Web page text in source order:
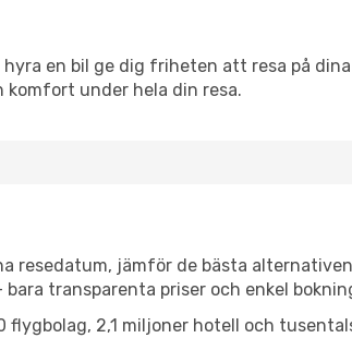
en bil ge dig friheten att resa på
under hela din resa.
resedatum, jämför de bästa
transparenta priser och enkel
2,1 miljoner hotell och